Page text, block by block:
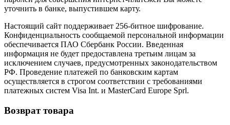
уточнить в банке, выпустившем карту.
Настоящий сайт поддерживает 256-битное шифрование.
Конфиденциальность сообщаемой персональной информации
обеспечивается ПАО Сбербанк России. Введенная
информация не будет предоставлена третьим лицам за
исключением случаев, предусмотренных законодательством
РФ. Проведение платежей по банковским картам
осуществляется в строгом соответствии с требованиями
платежных систем Visa Int. и MasterCard Europe Sprl.
Возврат товара